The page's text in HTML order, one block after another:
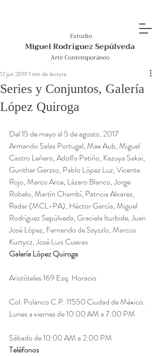
Estudio
Miguel Rodríguez Sepúlveda
Arte Contemporáneo
Series y Conjuntos, Galería
López Quiroga
12 jun 20171 min de lectura
Del 15 de mayo al 5 de agosto, 2017
Armando Salas Portugal, Max Aub, Miguel
Castro Leñero, Adolfo Patiño, Kazuya Sakai,
Gunther Gerzso, Pablo López Luz, Vicente
Rojo, Marco Arce, Lázaro Blanco, Jorge
Robelo, Martín Chambí, Patricia Alvarez,
Radar (MCL-PA), Héctor García, Miguel
Rodríguez Sepúlveda, Graciela Iturbide, Juan
José López, Fernando de Szyszlo, Marcos
Kurtycz, José Luis Cuevas
Galería López Quiroga
Aristóteles 169 Esq. Horacio
Col. Polanco C.P. 11550 Ciudad de México.
Lunes a viernes de 10:00 AM a 7:00 PM
Sábado de 10:00 AM a 2:00 PM
Teléfonos